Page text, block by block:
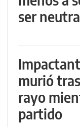
ser
murió
rayo
partido